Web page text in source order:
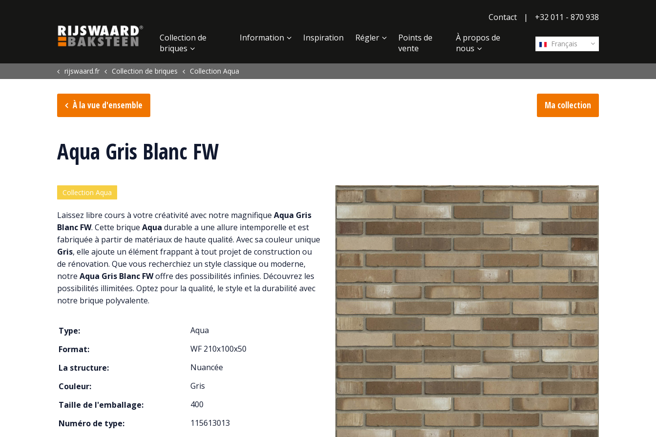
Contact
| +32 011 - 870 938
Français
Collection de
briques
Information Inspiration Régler
Points de
vente
À propos de
nous
rijswaard.fr Collection de briques Collection Aqua
À la vue d'ensemble Ma collection
Aqua Gris Blanc FW
Collection Aqua
Laissez libre cours à votre créativité avec notre magnifique Aqua Gris
Blanc FW. Cette brique Aqua durable a une allure intemporelle et est
fabriquée à partir de matériaux de haute qualité. Avec sa couleur unique
Gris, elle ajoute un élément frappant à tout projet de construction ou
de rénovation. Que vous recherchiez un style classique ou moderne,
notre Aqua Gris Blanc FWoffre des possibilités infinies. Découvrez les
possibilités illimitées. Optez pour la qualité, le style et la durabilité avec
notre brique polyvalente.
Type:
Aqua
Format:
WF 210x100x50
La structure:
Nuancée
Couleur:
Gris
Taille de l'emballage:
400
Numéro de type:
115613013